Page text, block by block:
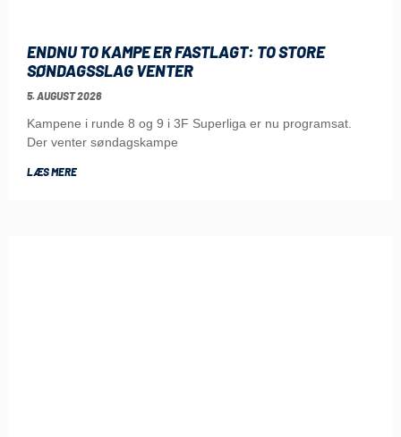
ENDNU TO KAMPE ER FASTLAGT: TO STORE
SØNDAGSSLAG VENTER
5. AUGUST 2026
Kampene i runde 8 og 9 i 3F Superliga er nu programsat.
Der venter søndagskampe
LÆS MERE